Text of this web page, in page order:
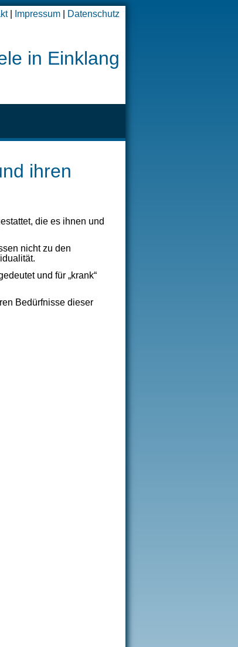
| Impressum Datenschutz
in Einklang
ihren
die es ihnen und
nicht zu den
und für „krank“
Bedürfnisse dieser